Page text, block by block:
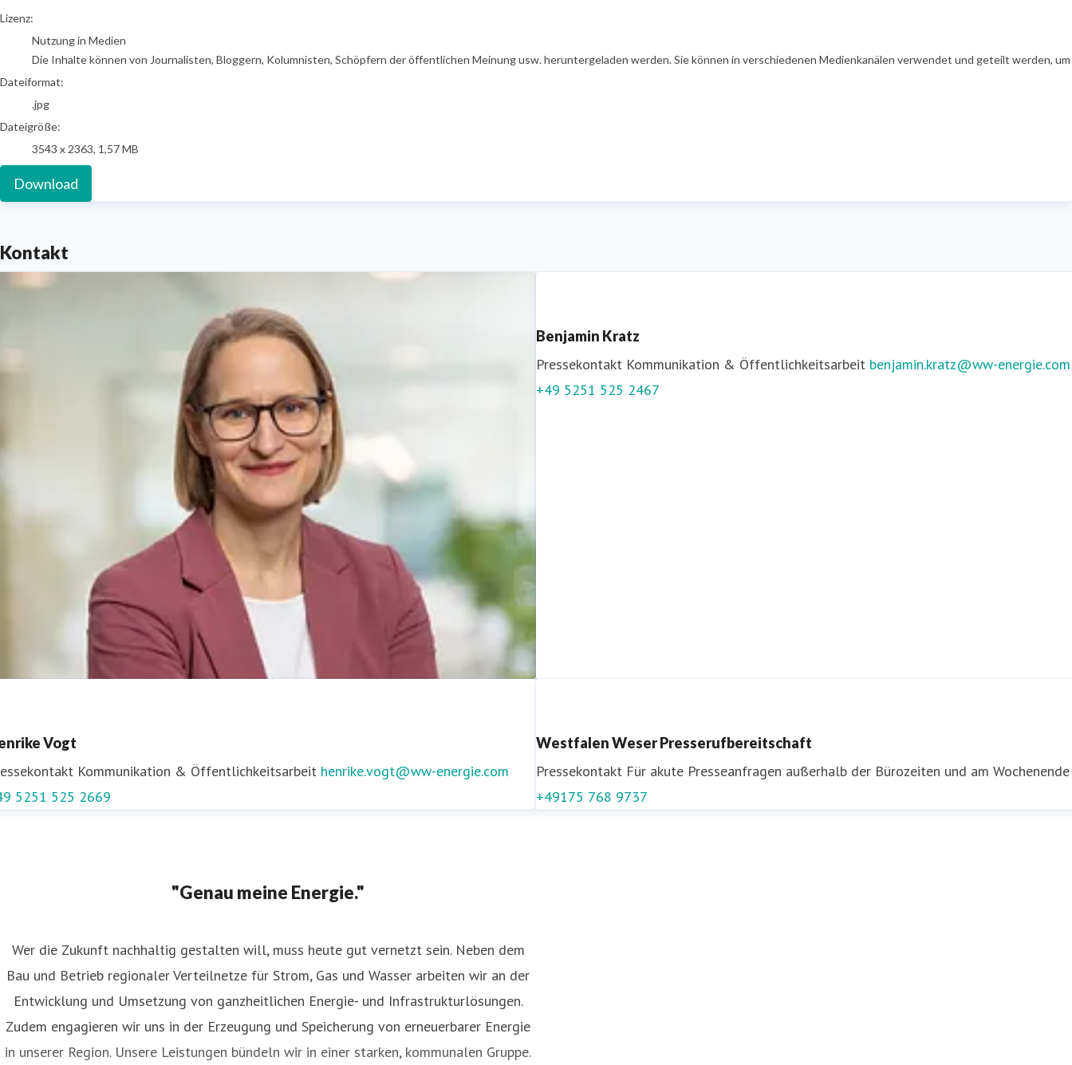
go to media item
Lizenz:
Nutzung in Medien
Die Inhalte können von Journalisten, Bloggern, Kolumnisten, Schöpfern der öffentlichen Meinung usw. heruntergeladen werden. Sie können in verschiedenen Medienkanälen verwendet und geteilt
Dateiformat:
.jpg
Dateigröße:
3543 x 2363, 1,57 MB
Download
Kontakt
Leiterin Kommunikation inga.wilcke@ww-energie.com
Benjamin Kratz
Pressekontakt Kommunikation & Öffentlichkeitsarbeit benjamin.kratz@ww-energie.com
+49 5251 525 2467
Vogt
Kommunikation & Öffentlichkeitsarbeit henrike.vogt@ww-energie.com
5251 525 2669
Westfalen Weser Presserufbereitschaft
Pressekontakt Für akute Presseanfragen außerhalb der Bürozeiten und am Wochenende
+49175 768 9737
"Genau meine Energie."
Wer die Zukunft nachhaltig gestalten will, muss heute gut vernetzt sein. Neben dem
Bau und Betrieb regionaler Verteilnetze für Strom, Gas und Wasser arbeiten wir an der
Entwicklung und Umsetzung von ganzheitlichen Energie- und Infrastrukturlösungen.
Zudem engagieren wir uns in der Erzeugung und Speicherung von erneuerbarer Energie
in unserer Region. Unsere Leistungen bündeln wir in einer starken, kommunalen Gruppe.